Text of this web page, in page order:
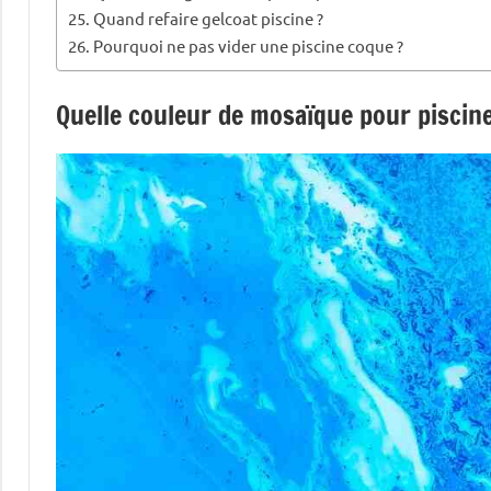
Quand refaire gelcoat piscine ?
Pourquoi ne pas vider une piscine coque ?
Quelle couleur de mosaïque pour